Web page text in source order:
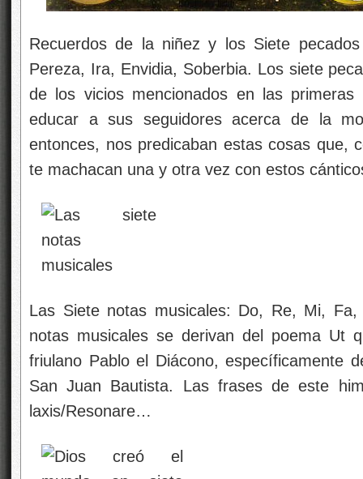
Recuerdos de la niñez y los Siete
Pereza, Ira, Envidia, Soberbia. Los siete
de los vicios mencionados en las primeras
educar a sus seguidores acerca de la
entonces, nos predicaban estas cosas que,
te machacan una y otra vez con estos
Las Siete notas musicales: Do, Re, Mi,
notas musicales se derivan del poema Ut
friulano Pablo el Diácono, específicamente
San Juan Bautista. Las frases de este
laxis/Resonare…